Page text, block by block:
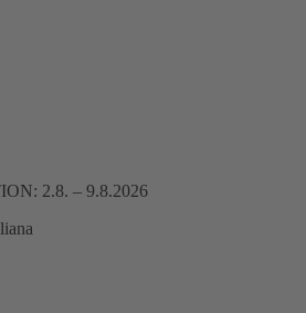
2.8. – 9.8.2026